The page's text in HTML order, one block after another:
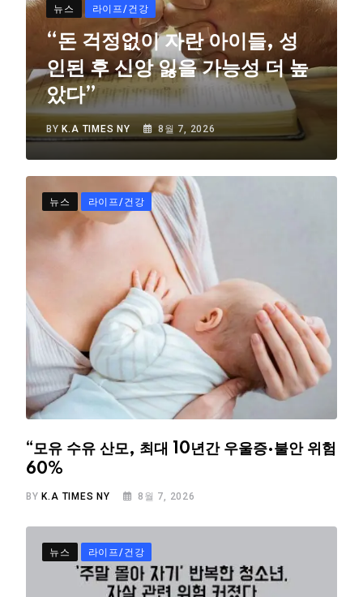
뉴스 라이프/건강
“돈 걱정없이 자란 아이들, 성
인된 후 신앙 잃을 가능성 더 높
았다”
BY K.A TIMES NY 8월 7, 2026
뉴스 라이프/건강
“모유 수유 산모, 최대 10년간 우울증·불안 위험
60%
BY K.A TIMES NY 8월 7, 2026
뉴스 라이프/건강